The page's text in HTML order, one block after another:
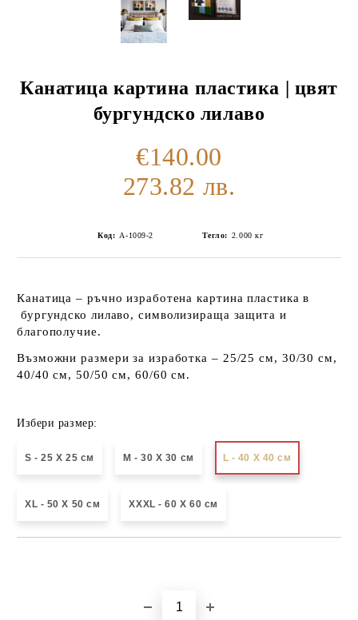
Канатица картина пластика | цвят
бургундско лилаво
€140.00
273.82 лв.
Код: А-1009-2 Тегло: 2.000 кг
Канатица – ръчно изработена картина пластика в
бургундско лилаво, символизираща защита и
благополучие.
Възможни размери за изработка – 25/25 см, 30/30 см,
40/40 см, 50/50 см, 60/60 см.
Избери размер:
S - 25 X 25 см М - 30 Х 30 см L - 40 X 40 см
XL - 50 X 50 см XXXL - 60 X 60 см